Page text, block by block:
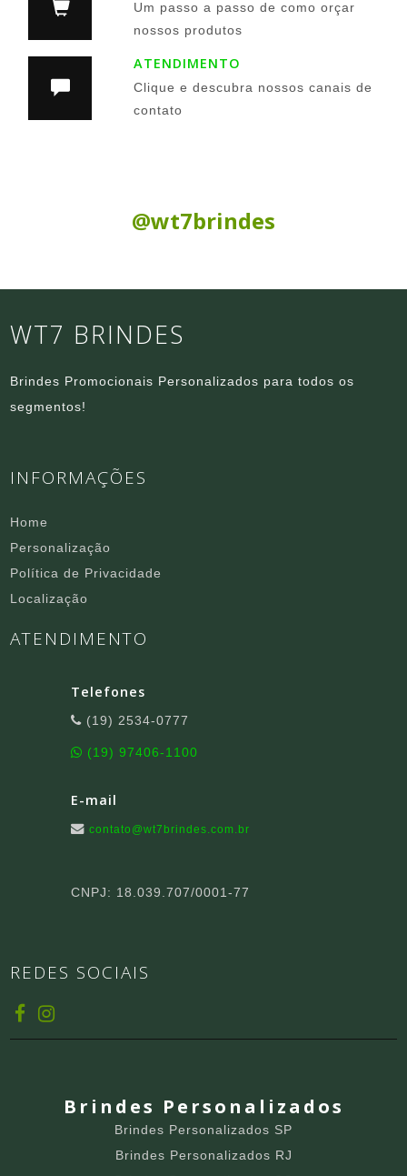
Um passo a passo de como orçar
nossos produtos
ATENDIMENTO
Clique e descubra nossos canais de
contato
@wt7brindes
WT7 BRINDES
Brindes Promocionais Personalizados para todos os
segmentos!
INFORMAÇÕES
Home
Personalização
Política de Privacidade
Localização
ATENDIMENTO
Telefones
(19) 2534-0777
(19) 97406-1100
E-mail
contato@wt7brindes.com.br
CNPJ: 18.039.707/0001-77
REDES SOCIAIS
Brindes Personalizados
Brindes Personalizados SP
Brindes Personalizados RJ